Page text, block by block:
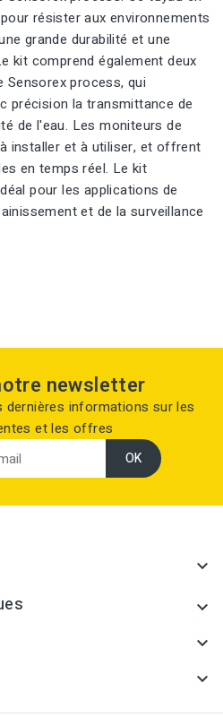
résister aux environnements
grande durabilité et une
kit comprend également deux
process, qui
précision la transmittance de
de l'eau. Les moniteurs de
installer et à utiliser, et offrent
en temps réel. Le kit
pour les applications de
et de la surveillance
newsletter
dernières informations sur les
et les offres



